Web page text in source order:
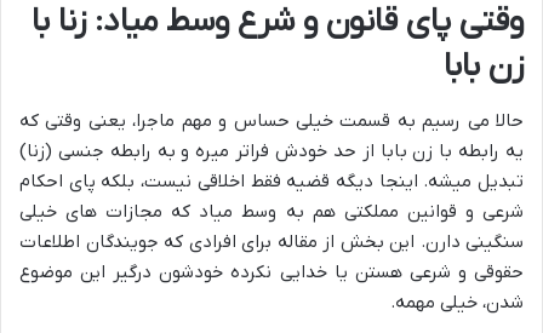
وقتی پای قانون و شرع وسط میاد: زنا با
زن بابا
حالا می رسیم به قسمت خیلی حساس و مهم ماجرا، یعنی وقتی که
یه رابطه با زن بابا از حد خودش فراتر میره و به رابطه جنسی (زنا)
تبدیل میشه. اینجا دیگه قضیه فقط اخلاقی نیست، بلکه پای احکام
شرعی و قوانین مملکتی هم به وسط میاد که مجازات های خیلی
سنگینی دارن. این بخش از مقاله برای افرادی که جویندگان اطلاعات
حقوقی و شرعی هستن یا خدایی نکرده خودشون درگیر این موضوع
شدن، خیلی مهمه.